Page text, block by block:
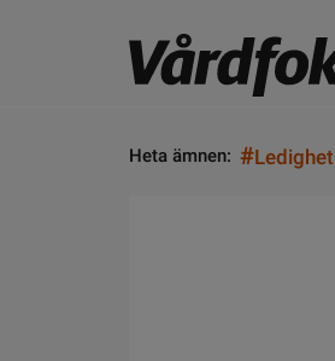
Heta ämnen: #Ledighet